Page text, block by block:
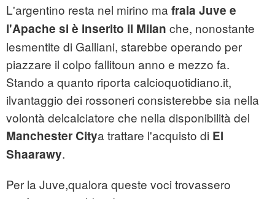
L'argentino resta nel mirino ma frala Juve e
l'Apache si è inserito il Milan che, nonostante
lesmentite di Galliani, starebbe operando per
piazzare il colpo fallitoun anno e mezzo fa.
Stando a quanto riporta calcioquotidiano.it,
ilvantaggio dei rossoneri consisterebbe sia nella
volontà delcalciatore che nella disponibilità del
Manchester Citya trattare l'acquisto di El
Shaarawy.
Per la Juve,qualora queste voci trovassero